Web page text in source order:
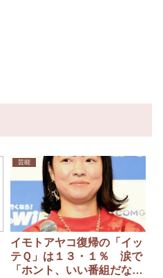
芸能
イモトアヤコ復帰の「イッ
テＱ」は１３・１％ 涙で
「ホント、いい番組だな